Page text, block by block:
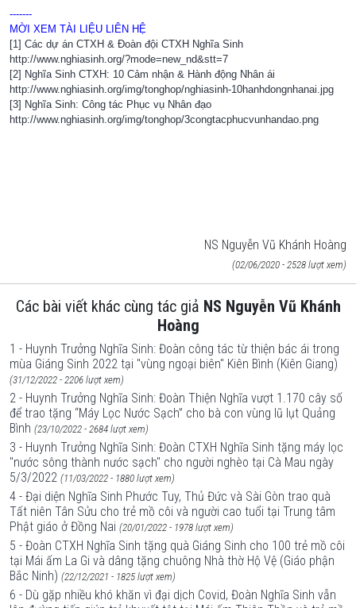
-------
MỜI XEM TÀI LIỆU LIÊN HỆ
[1] Các dự án CTXH & Đoàn đội CTXH Nghĩa Sinh
http://www.nghiasinh.org/?mode=new_nd&stt=7
[2] Nghĩa Sinh CTXH: 10 Cảm nhận & Hành động Nhân ái
http://www.nghiasinh.org/img/tonghop/nghiasinh-10hanhdongnhanai.jpg
[3] Nghĩa Sinh: Công tác Phục vụ Nhân đạo
http://www.nghiasinh.org/img/tonghop/3congtacphucvunhandao.png
NS Nguyễn Vũ Khánh Hoàng
(02/06/2020 - 2528 lượt xem)
Các bài viết khác cùng tác giả NS Nguyễn Vũ Khánh
Hoàng
1 - Huynh Trưởng Nghĩa Sinh: Đoàn công tác từ thiện bác ái trong
mùa Giáng Sinh 2022 tại "vùng ngoại biên" Kiên Bình (Kiên Giang)
(31/12/2022 - 2206 lượt xem)
2 - Huynh Trưởng Nghĩa Sinh: Đoàn Thiện Nghĩa vượt 1.170 cây số
để trao tặng “Máy Lọc Nước Sạch” cho bà con vùng lũ lụt Quảng
Bình (23/10/2022 - 2684 lượt xem)
3 - Huynh Trưởng Nghĩa Sinh: Đoàn CTXH Nghĩa Sinh tặng máy lọc
"nước sông thành nước sạch" cho người nghèo tại Cà Mau ngày
5/3/2022 (11/03/2022 - 1880 lượt xem)
4 - Đại diện Nghĩa Sinh Phước Tuy, Thủ Đức và Sài Gòn trao quà
Tất niên Tân Sửu cho trẻ mồ côi và người cao tuổi tại Trung tâm
Phật giáo ở Đồng Nai (20/01/2022 - 1978 lượt xem)
5 - Đoàn CTXH Nghĩa Sinh tặng quà Giáng Sinh cho 100 trẻ mồ côi
tại Mái ấm La Gi và dâng tặng chuông Nhà thờ Hộ Vệ (Giáo phận
Bắc Ninh) (22/12/2021 - 1825 lượt xem)
6 - Dù gặp nhiều khó khăn vì đại dịch Covid, Đoàn Nghĩa Sinh vẫn